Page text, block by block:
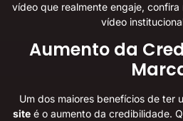
vídeo que realmente engaje, confira
vídeo
Aumento da
Um dos maiores benefícios de ter
siteé o aumento da credibilidade.